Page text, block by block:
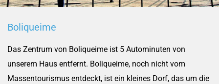
Boliqueime
Das Zentrum von Boliqueime ist 5 Autominuten von
unserem Haus entfernt. Boliqueime, noch nicht vom
Massentourismus entdeckt, ist ein kleines Dorf, das um die